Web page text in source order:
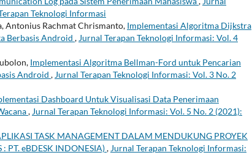
Teknologi Informasi
Antonius Rachmat Chrismanto, Implementasi Algoritma Dijkstra
Berbasis Android , Jurnal Terapan Teknologi Informasi: Vol. 4
Implementasi Algoritma Bellman-Ford untuk Pencarian
Android , Jurnal Terapan Teknologi Informasi: Vol. 3 No. 2
Dashboard Untuk Visualisasi Data Penerimaan
, Jurnal Terapan Teknologi Informasi: Vol. 5 No. 2 (2021):
TASK MANAGEMENT DALAM MENDUKUNG PROYEK
PT. eBDESK INDONESIA), Jurnal Terapan Teknologi Informasi: